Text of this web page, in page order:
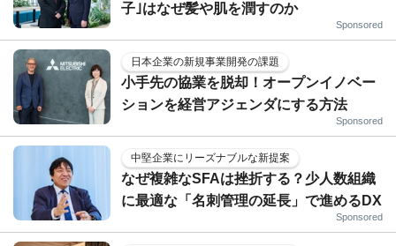
子｣はなぜ髪や肌を潤すのか
Sponsored
日本企業の新規事業開発の課題
小手先の協業を脱却！オープンイノベー
ションを経営アジェンダにする方法
Sponsored
中堅企業にリーズナブルな新提案
なぜ複雑なSFAは挫折する？少人数組織
に最適な「名刺管理の延長」で進めるDX
Sponsored